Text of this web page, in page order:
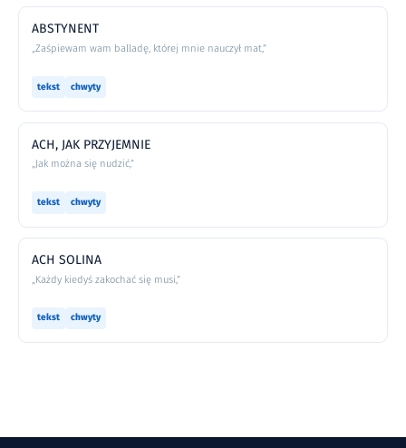
ABSTYNENT
„Zaśpiewam wam balladę, której mnie nauczył mat,”
tekst chwyty
ACH, JAK PRZYJEMNIE
„Jak można się nudzić,”
tekst chwyty
ACH SOLINA
„Każdy kiedyś zakochać się musi,”
tekst chwyty